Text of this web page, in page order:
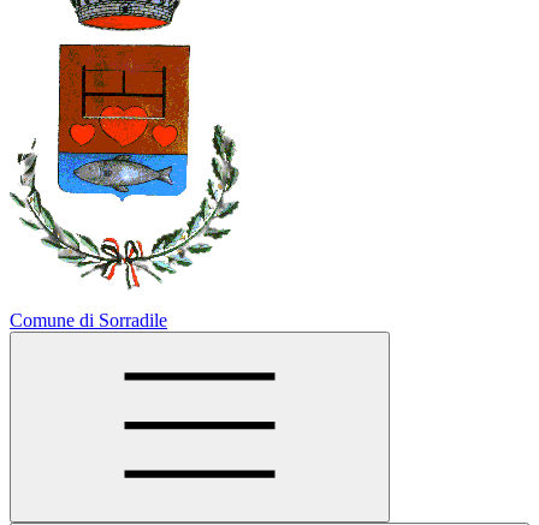
Comune di Sorradile